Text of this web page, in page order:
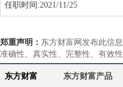
任职时间:2021/11/25
郑重声明： 东方财富网发布此信
准确性、真实性、完整性、有效
东方财富 东方财富产品